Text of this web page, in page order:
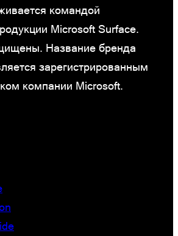
командой
Microsoft Surface.
Название бренда
зарегистрированным
компании Microsoft.